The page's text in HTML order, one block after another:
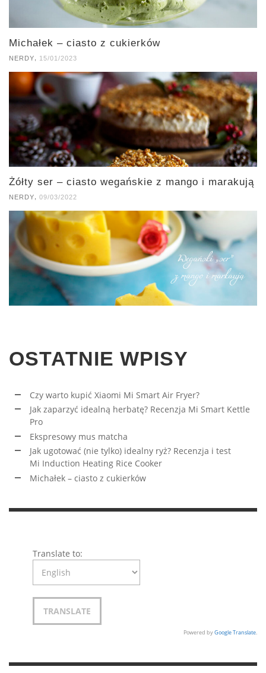
Michałek – ciasto z cukierków
NERDY 15/01/2023
Żółty ser – ciasto wegańskie z mango i marakują
NERDY 09/03/2022
OSTATNIE WPISY
Czy warto kupić Xiaomi Mi Smart Air Fryer?
Jak zaparzyć idealną herbatę? Recenzja Mi Smart Kettle
Pro
Ekspresowy mus matcha
Jak ugotować (nie tylko) idealny ryż? Recenzja i test
Mi Induction Heating Rice Cooker
Michałek – ciasto z cukierków
Translate to:
Powered byGoogle Translate.